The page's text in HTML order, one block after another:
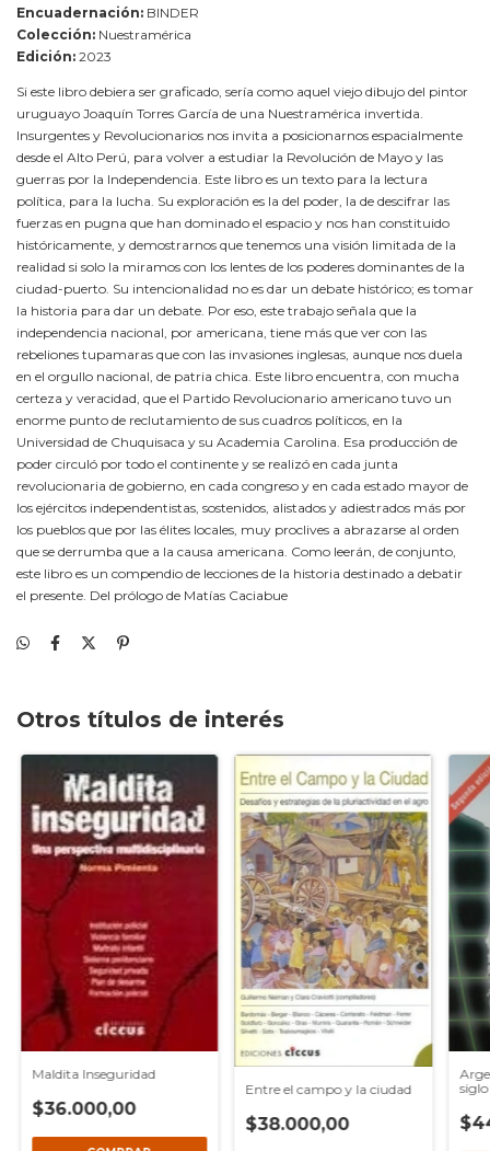
Encuadernación: BINDER
Colección: Nuestramérica
Edición: 2023
Si este libro debiera ser graficado, sería como aquel viejo dibujo del pintor
uruguayo Joaquín Torres García de una Nuestramérica invertida.
Insurgentes y Revolucionarios nos invita a posicionarnos espacialmente
desde el Alto Perú, para volver a estudiar la Revolución de Mayo y las
guerras por la Independencia. Este libro es un texto para la lectura
política, para la lucha. Su exploración es la del poder, la de descifrar las
fuerzas en pugna que han dominado el espacio y nos han constituido
históricamente, y demostrarnos que tenemos una visión limitada de la
realidad si solo la miramos con los lentes de los poderes dominantes de la
ciudad-puerto. Su intencionalidad no es dar un debate histórico; es tomar
la historia para dar un debate. Por eso, este trabajo señala que la
independencia nacional, por americana, tiene más que ver con las
rebeliones tupamaras que con las invasiones inglesas, aunque nos duela
en el orgullo nacional, de patria chica. Este libro encuentra, con mucha
certeza y veracidad, que el Partido Revolucionario americano tuvo un
enorme punto de reclutamiento de sus cuadros políticos, en la
Universidad de Chuquisaca y su Academia Carolina. Esa producción de
poder circuló por todo el continente y se realizó en cada junta
revolucionaria de gobierno, en cada congreso y en cada estado mayor de
los ejércitos independentistas, sostenidos, alistados y adiestrados más por
los pueblos que por las élites locales, muy proclives a abrazarse al orden
que se derrumba que a la causa americana. Como leerán, de conjunto,
este libro es un compendio de lecciones de la historia destinado a debatir
el presente. Del prólogo de Matías Caciabue
Otros títulos de interés
Maldita Inseguridad
$36.000,00
Entre el campo y la ciudad
$38.000,00
siglo